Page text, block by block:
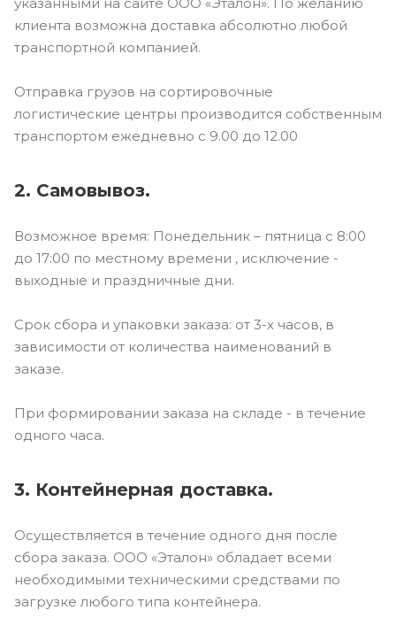
клиента возможна доставка абсолютно любой
транспортной компанией.
Отправка грузов на сортировочные
логистические центры производится собственным
транспортом ежедневно с 9.00 до 12.00
2. Самовывоз.
Возможное время: Понедельник – пятница с 8:00
до 17:00 по местному времени , исключение -
выходные и праздничные дни.
Срок сбора и упаковки заказа: от 3-х часов, в
зависимости от количества наименований в
заказе.
При формировании заказа на складе - в течение
одного часа.
3. Контейнерная доставка.
Осуществляется в течение одного дня после
сбора заказа. ООО «Эталон» обладает всеми
необходимыми техническими средствами по
загрузке любого типа контейнера.